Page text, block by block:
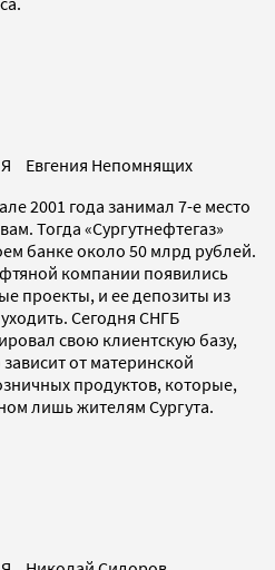
Евгения Непомнящих
2001 года занимал 7-е место
Тогда «Сургутнефтегаз»
банке около 50 млрд рублей.
компании появились
проекты, и ее депозиты из
Сегодня СНГБ
свою клиентскую базу,
от материнской
продуктов, которые,
лишь жителям Сургута.